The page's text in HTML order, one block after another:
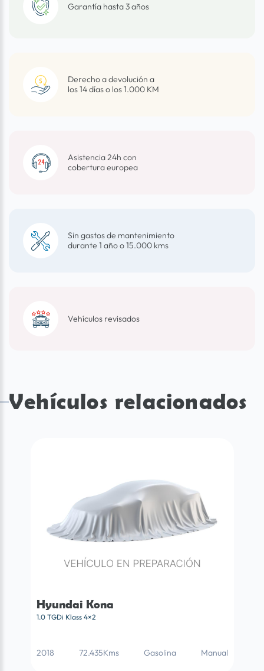
Garantía hasta 3 años
Derecho a devolución a
los 14 días o los 1.000 KM
Asistencia 24h con
cobertura europea
Sin gastos de mantenimiento
durante 1 año o 15.000 kms
Vehículos revisados
Vehículos relacionados
Hyundai Kona
1.0 TGDi Klass 4×2
2018 72.435Kms Gasolina Manual